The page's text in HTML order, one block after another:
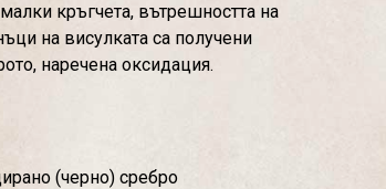
кръгчета, вътрешността на
на висулката са получени
наречена оксидация.
(черно) сребро